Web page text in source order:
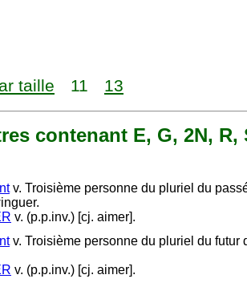
taille 11 13
contenant E, G, 2N, R,
v. Troisième personne du pluriel du
v. (p.p.inv.) [cj. aimer].
v. Troisième personne du pluriel du futur
v. (p.p.inv.) [cj. aimer].